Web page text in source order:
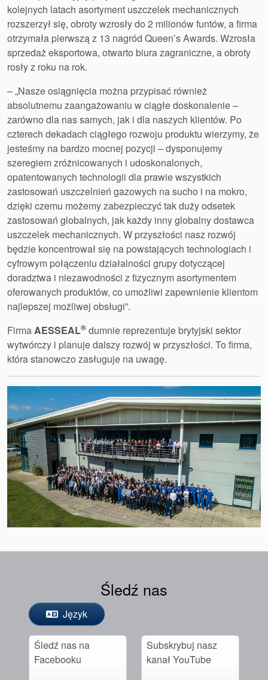
kolejnych latach asortyment uszczelek mechanicznych
rozszerzył się, obroty wzrosły do 2 milionów funtów, a firma
otrzymała pierwszą z 13 nagród Queen’s Awards. Wzrosła
sprzedaż eksportowa, otwarto biura zagraniczne, a obroty
rosły z roku na rok.
– „Nasze osiągnięcia można przypisać również
absolutnemu zaangażowaniu w ciągłe doskonalenie –
zarówno dla nas samych, jak i dla naszych klientów. Po
czterech dekadach ciągłego rozwoju produktu wierzymy, że
jesteśmy na bardzo mocnej pozycji – dysponujemy
szeregiem zróżnicowanych i udoskonalonych,
opatentowanych technologii dla prawie wszystkich
zastosowań uszczelnień gazowych na sucho i na mokro,
dzięki czemu możemy zabezpieczyć tak duży odsetek
zastosowań globalnych, jak każdy inny globalny dostawca
uszczelek mechanicznych. W przyszłości nasz rozwój
będzie koncentrował się na powstających technologiach i
cyfrowym połączeniu działalności grupy dotyczącej
doradztwa i niezawodności z fizycznym asortymentem
oferowanych produktów, co umożliwi zapewnienie klientom
najlepszej możliwej obsługi”.
FirmaAESSEAL® dumnie reprezentuje brytyjski sektor
wytwórczy i planuje dalszy rozwój w przyszłości. To firma,
która stanowczo zasługuje na uwagę.
Śledź nas
Język
Śledź nas na
Facebooku
Subskrybuj nasz
kanał YouTube